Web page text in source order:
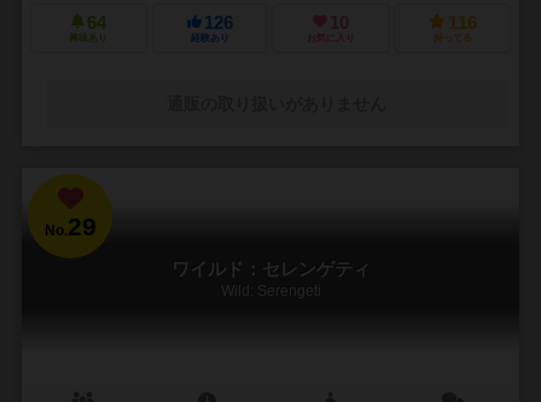
64
興味あり
126
経験あり
10
お気に入り
116
持ってる
No.29
ワイルド：セレンゲティ
Wild: Serengeti